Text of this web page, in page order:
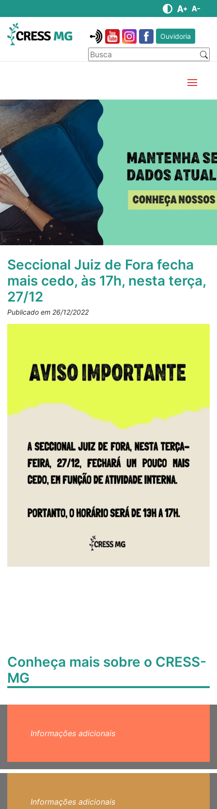
Ouvidoria
Seccional Juiz de Fora fecha
mais cedo, às 17h, nesta terça,
27/12
Publicado em 26/12/2022
Conheça mais sobre o CRESS-
MG
Informações adicionais
Informações adicionais